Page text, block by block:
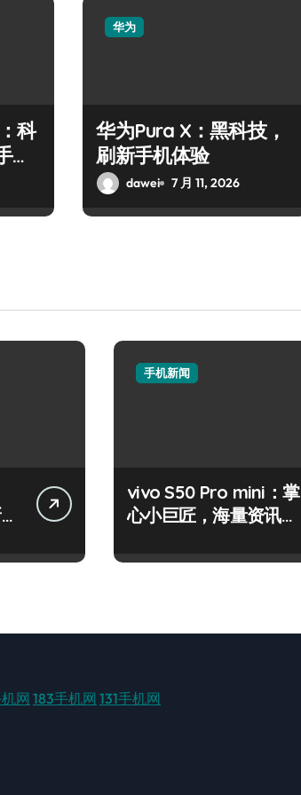
科
机
华为
华为Pura X：黑科技，
刷新手机体验
dawei 7 月 11, 2026
手机新闻
vivo S50 Pro mini：掌
心小巨匠，海量资讯一
网 183手机网 131手机网